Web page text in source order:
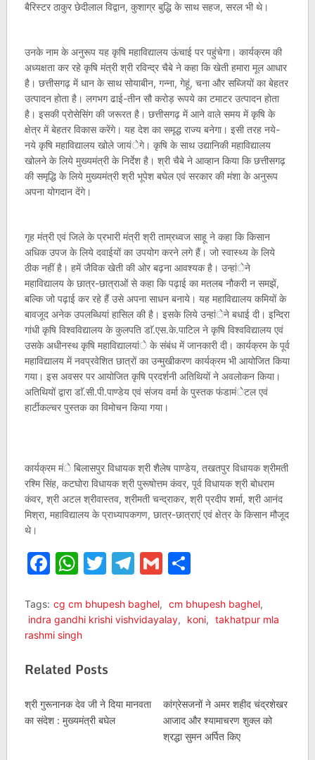
बैरिस्टर ठाकुर छेदीलाल विद्वान, कुशाग्र बुद्धि के साथ सहज, सरल भी थे।
उनके नाम के अनुरूप यह कृषि महाविद्यालय ऊंचाई पर पहुंचेगा। कार्यक्रम की
अध्यक्षता कर रहे कृषि मंत्री श्री रविन्द्र चैबे ने कहा कि खेती हमारा मूल आधार
है। छत्तीसगढ़ में धान के साथ सोयाबीन, गन्ना, गेहूं, चना और सब्जियों का बेहतर
उत्पादन होता है। लगभग ढाई-तीन सौ करोड़ रूपये का टमाटर उत्पादन होता
है। इसकी प्रोसेसिंग की जरूरत है। छत्तीसगढ़ में आने वाले समय में कृषि के
क्षेत्र में बेहतर विकास करेंगे। यह देश का समृद्ध राज्य बनेगा। इसी तरह नये-
नये कृषि महाविद्यालय खोले जायंेगे। कृषि के साथ उद्यानिकी महाविद्यालय
खोलने के लिये मुख्यमंत्री के निर्देश है। श्री चैबे ने आव्हान किया कि छत्तीसगढ़
की समृद्धि के लिये मुख्यमंत्री श्री भूपेश बघेल एवं सरकार की मंशा के अनुरूप
अपना योगदान देंगे।
गृह मंत्री एवं जिले के प्रभारी मंत्री श्री ताम्रध्वज साहू ने कहा कि किसान
अधिक उपज के लिये दवाईयों का उपयोग करने लगे हैं। जो स्वास्थ्य के लिये
ठीक नहीं है। हमें जैविक खेती की ओर बढ़ना आवश्यक है। उन्हांेने
महाविद्यालय के छात्र-छात्राओं से कहा कि पढ़ाई का मतलब नौकरी न समझें,
बल्कि जो पढ़ाई कर रहे हैं उसे अपना साधन बनाये। यह महाविद्यालय कमियों के
बावजूद अनेक उपलब्धियां हासिल की है। इसके लिये उन्हांेने बधाई दी। इन्दिरा
गांधी कृषि विश्वविद्यालय के कुलपति डाॅ.एस.के.पाटिल ने कृषि विश्वविद्यालय एवं
उसके अधीनस्थ कृषि महाविद्यालयांे के संबंध में जानकारी दी। कार्यक्रम के पूर्व
महाविद्यालय में नवप्रवेशित छात्रों का उन्मुखीकरण कार्यक्रम भी आयोजित किया
गया। इस अवसर पर आयोजित कृषि प्रदर्शनी अतिथियों ने अवलोकन किया।
अतिथियों द्वारा डाॅ.सी.पी.पाण्डेय एवं संजय वर्मा के पुस्तक फंडामंेटल एवं
हार्टीकल्चर पुस्तक का विमोचन किया गया।
कार्यक्रम मंे बिलासपुर विधायक श्री शैलेष पाण्डेय, तखतपुर विधायक श्रीमती
रश्मि सिंह, कटघोरा विधायक श्री पुरूषोत्तम कंवर, पूर्व विधायक श्री बोधराम
कंवर, श्री अटल श्रीवास्तव, श्रीमती चन्द्राकर, श्री प्रदीप शर्मा, श्री आनंद
मिश्रा, महाविद्यालय के प्राध्यापकगण, छात्र-छात्राएं एवं क्षेत्र के किसान मौजूद
थे।
Facebook
WhatsApp
Twitter
Telegram
GmailShare
Tags: cg cm bhupesh baghel, cm bhupesh baghel,
indra gandhi krishi vishvidayalay, koni, takhatpur mla
rashmi singh
Related Posts
श्री गुरूनानक देव जी ने दिया मानवता
का संदेश : मुख्यमंत्री बघेल
कांग्रेसजनों ने अमर शहीद चंद्रशेखर
आजाद और श्यामाचरण शुक्ल को
श्रद्धा सुमन अर्पित किए